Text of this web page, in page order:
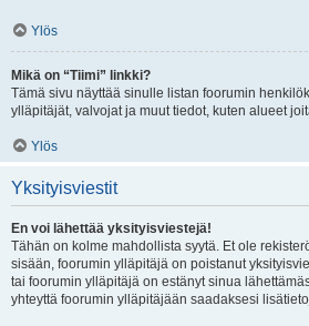
Ylös
Mikä on “Tiimi” linkki?
Tämä sivu näyttää sinulle listan foorumin
ylläpitäjät, valvojat ja muut tiedot, kuten alueet
Ylös
Yksityisviestit
En voi lähettää yksityisviestejä!
Tähän on kolme mahdollista syytä. Et ole
sisään, foorumin ylläpitäjä on poistanut
tai foorumin ylläpitäjä on estänyt sinua
yhteyttä foorumin ylläpitäjään saadaksesi